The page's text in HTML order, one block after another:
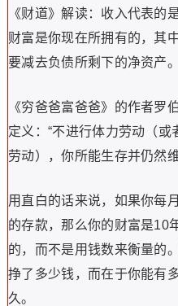
《财道》解读：收入代表的
财富是你现在所拥有的，其
要减去负债所剩下的净资产。
《穷爸爸富爸爸》的作者罗
定义：“不进行体力劳动（
劳动），你所能生存并仍然
用直白的话来说，如果你每
的存款，那么你的财富是10
的，而不是用钱数来衡量的
挣了多少钱，而在于你能有
久。